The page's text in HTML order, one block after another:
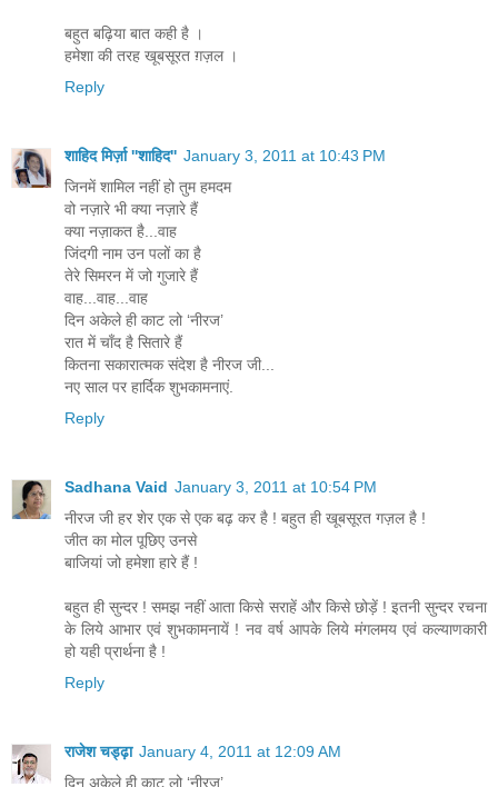
बहुत बढ़िया बात कही है ।
हमेशा की तरह खूबसूरत ग़ज़ल ।
Reply
शाहिद मिर्ज़ा ''शाहिद'' January 3, 2011 at 10:43 PM
जिनमें शामिल नहीं हो तुम हमदम
वो नज़ारे भी क्‍या नज़ारे हैं
क्या नज़ाकत है...वाह
जिंदगी नाम उन पलों का है
तेरे सिमरन में जो गुजारे हैं
वाह...वाह...वाह
दिन अकेले ही काट लो ‘नीरज’
रात में चाँद है सितारे हैं
कितना सकारात्मक संदेश है नीरज जी...
नए साल पर हार्दिक शुभकामनाएं.
Reply
Sadhana Vaid January 3, 2011 at 10:54 PM
नीरज जी हर शेर एक से एक बढ़ कर है ! बहुत ही खूबसूरत गज़ल है !
जीत का मोल पूछिए उनसे
बाजियां जो हमेशा हारे हैं !
बहुत ही सुन्दर ! समझ नहीं आता किसे सराहें और किसे छोड़ें ! इतनी सुन्दर रचना
के लिये आभार एवं शुभकामनायें ! नव वर्ष आपके लिये मंगलमय एवं कल्याणकारी
हो यही प्रार्थना है !
Reply
राजेश चड्ढ़ा January 4, 2011 at 12:09 AM
दिन अकेले ही काट लो ‘नीरज’